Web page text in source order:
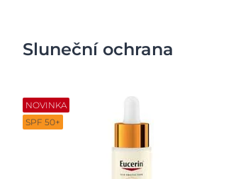
Sluneční ochrana
NOVINKA
SPF 50+